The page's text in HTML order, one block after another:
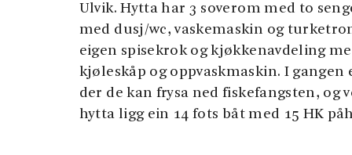
Ulvik. Hytta har 3 soverom med to
med dusj/wc, vaskemaskin og
eigen spisekrok og kjøkkenavdeling
kjøleskåp og oppvaskmaskin. I gangen
der de kan frysa ned fiskefangsten, og
hytta ligg ein 14 fots båt med 15 HK